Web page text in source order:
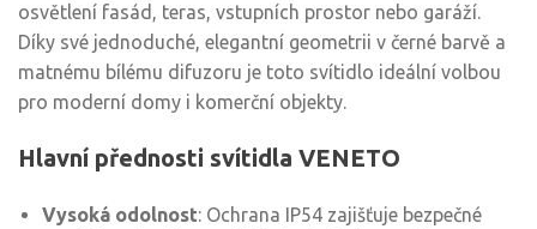
osvětlení fasád, teras, vstupních prostor nebo garáží.
Díky své jednoduché, elegantní geometrii v černé barvě a
matnému bílému difuzoru je toto svítidlo ideální volbou
pro moderní domy i komerční objekty.
Hlavní přednosti svítidla VENETO
Vysoká odolnost: Ochrana IP54 zajišťuje bezpečné